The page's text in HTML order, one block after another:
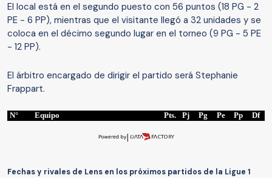
El local está en el segundo puesto con 56 puntos (18 PG - 2
PE - 6 PP), mientras que el visitante llegó a 32 unidades y se
coloca en el décimo segundo lugar en el torneo (9 PG - 5 PE
- 12 PP).
El árbitro encargado de dirigir el partido será Stephanie
Frappart.
N° Equipo Pts. Pj Pg Pe Pp Df
Fechas y rivales de Lens en los próximos partidos de la Ligue 1